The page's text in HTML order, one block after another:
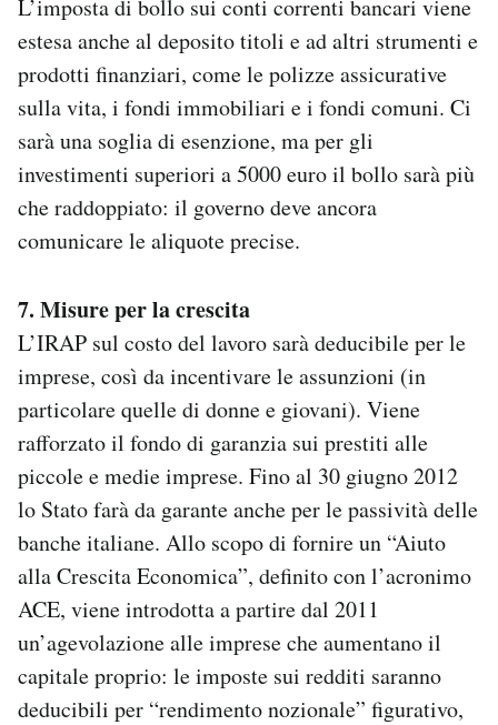
L’imposta di bollo sui conti correnti bancari viene
estesa anche al deposito titoli e ad altri strumenti e
prodotti finanziari, come le polizze assicurative
sulla vita, i fondi immobiliari e i fondi comuni. Ci
sarà una soglia di esenzione, ma per gli
investimenti superiori a 5000 euro il bollo sarà più
che raddoppiato: il governo deve ancora
comunicare le aliquote precise.
7. Misure per la crescita
L’IRAP sul costo del lavoro sarà deducibile per le
imprese, così da incentivare le assunzioni (in
particolare quelle di donne e giovani). Viene
rafforzato il fondo di garanzia sui prestiti alle
piccole e medie imprese. Fino al 30 giugno 2012
lo Stato farà da garante anche per le passività delle
banche italiane. Allo scopo di fornire un “Aiuto
alla Crescita Economica”, definito con l’acronimo
ACE, viene introdotta a partire dal 2011
un’agevolazione alle imprese che aumentano il
capitale proprio: le imposte sui redditi saranno
deducibili per “rendimento nozionale” figurativo,